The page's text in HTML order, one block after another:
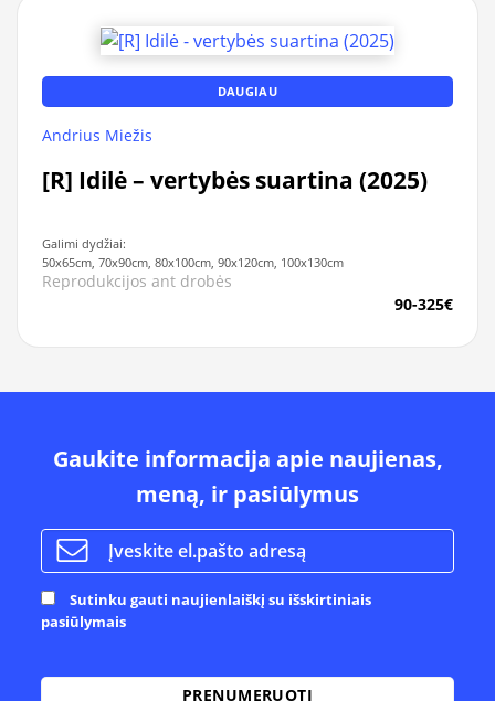
DAUGIAU
Andrius Miežis
[R] Idilė – vertybės suartina (2025)
Galimi dydžiai:
50x65cm, 70x90cm, 80x100cm, 90x120cm, 100x130cm
Reprodukcijos ant drobės
90-325€
Gaukite informacija apie naujienas,
meną, ir pasiūlymus
Sutinku gauti naujienlaiškį su išskirtiniais
pasiūlymais